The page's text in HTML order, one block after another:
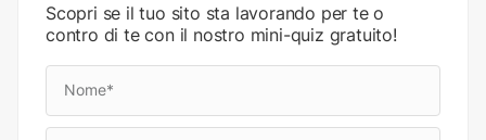
Scopri se il tuo sito sta lavorando per te o
contro di te con il nostro mini-quiz gratuito!